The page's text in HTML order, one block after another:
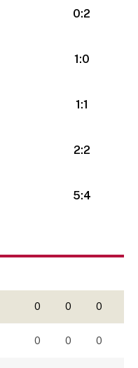
0:2
1:0
1:1
2:2
5:4
0 0 0
0 0 0